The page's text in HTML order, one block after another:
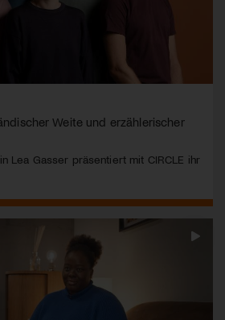
Weite und erzählerischer
Lea Gasser präsentiert mit CIRCLE ihr